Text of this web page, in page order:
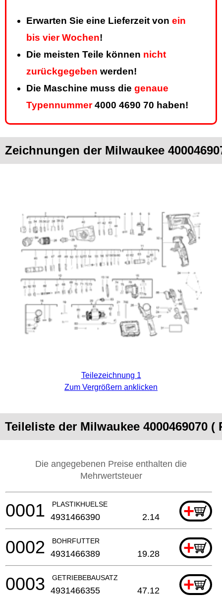
Erwarten Sie eine Lieferzeit von ein
bis vier Wochen!
Die meisten Teile können nicht
zurückgegeben werden!
Die Maschine muss die genaue
Typennummer4000 4690 70 haben!
Zeichnungen der Milwaukee
Teilezeichnung 1
Zum Vergrößern anklicken
Teileliste der Milwaukee 4000469070 (
Die angegebenen Preise enthalten die
Mehrwertsteuer
PLASTIKHUELSE +
0001 4931466390 2.14
BOHRFUTTER +
0002 4931466389 19.28
GETRIEBEBAUSATZ +
0003 4931466355 47.12